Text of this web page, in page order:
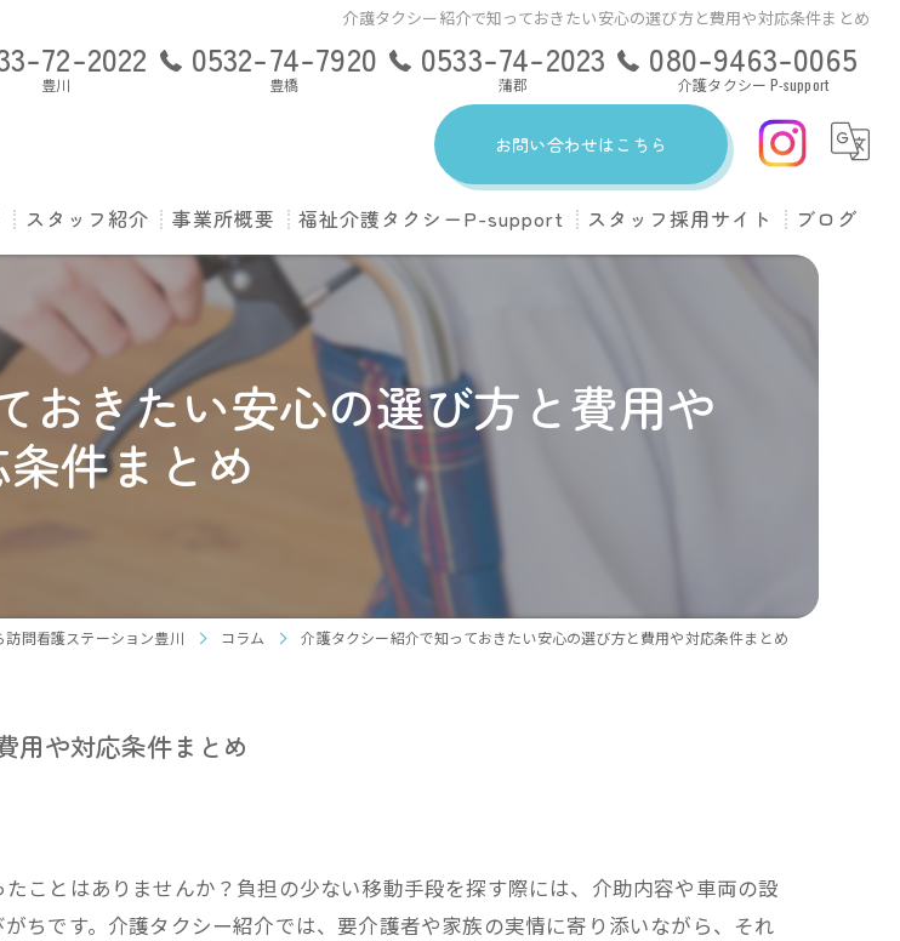
介護タクシー紹介で知っておきたい安心の選び方と費用や対応条件まとめ
72-2022
豊川
0532-74-7920
豊橋
0533-74-2023
蒲郡
080-9463-0065
介護タクシー P-support
お問い合わせはこちら
スタッフ紹介 事業所概要
訪問看護ステーションともに豊川
訪問看護ステーションともに豊橋出張所
訪問看護ステーションともに蒲郡
福祉介護タクシーP-support
P-supportのサービス
よくある質問
運営会社概要
利用料金について
専任ドライバー
看護師同行サービス
旅行・長距離移動サポート
スタッフ採用サイト ブログ
おきたい安心の選び方と費用や
件まとめ
訪問看護ステーション豊川 コラム 介護タクシー紹介で知っておきたい安心の選び方と費用や対応条件まとめ
用や対応条件まとめ
ことはありませんか？負担の少ない移動手段を探す際には、介助内容や車両の設
ちです。介護タクシー紹介では、要介護者や家族の実情に寄り添いながら、それ